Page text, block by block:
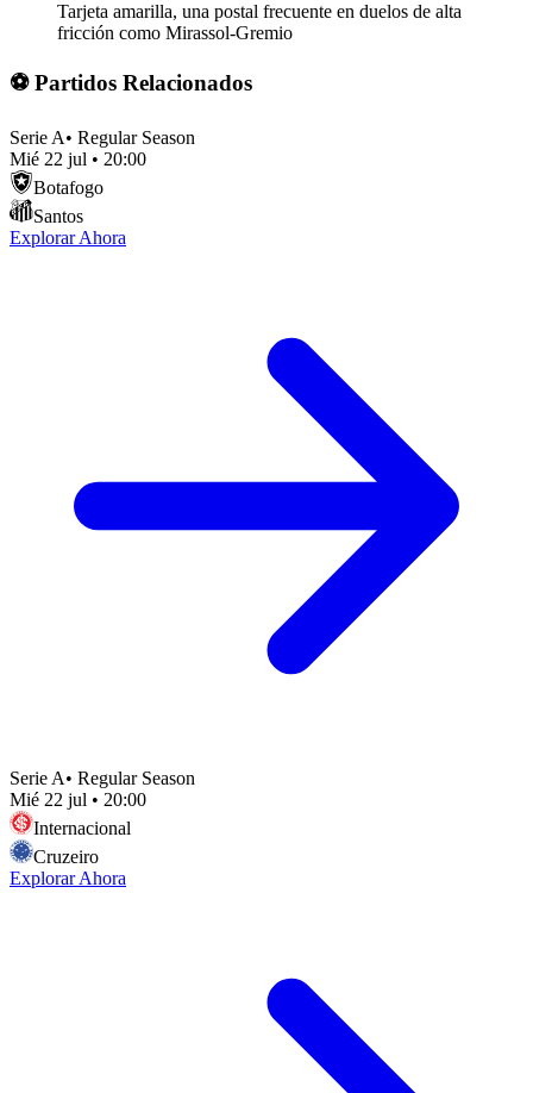
Tarjeta amarilla, una postal frecuente en duelos de alta
fricción como Mirassol-Gremio
⚽ Partidos Relacionados
Serie A• Regular Season
Mié 22 jul • 20:00
Botafogo
Santos
Explorar Ahora
Serie A• Regular Season
Mié 22 jul • 20:00
Internacional
Cruzeiro
Explorar Ahora